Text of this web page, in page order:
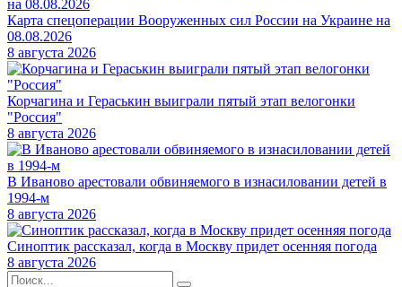
Карта спецоперации Вооруженных сил России на Украине на
08.08.2026
8 августа 2026
Корчагина и Гераськин выиграли пятый этап велогонки
"Россия"
8 августа 2026
В Иваново арестовали обвиняемого в изнасиловании детей в
1994-м
8 августа 2026
Синоптик рассказал, когда в Москву придет осенняя погода
8 августа 2026